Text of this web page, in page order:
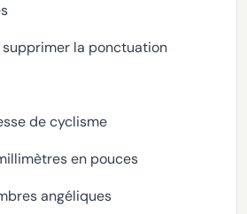
la ponctuation
de cyclisme
en pouces
angéliques